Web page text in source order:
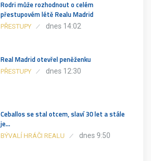
Rodri může rozhodnout o celém
přestupovém létě Realu Madrid
PŘESTUPY dnes 14:02
Real Madrid otevřel peněženku
PŘESTUPY dnes 12:30
Ceballos se stal otcem, slaví 30 let a stále
je…
BÝVALÍ HRÁČI REALU dnes 9:50